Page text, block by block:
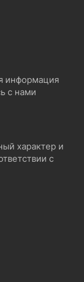
информация
с нами
характер и
с